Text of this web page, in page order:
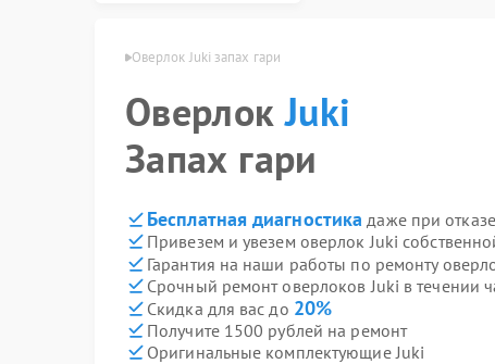
Оверлок Juki запах гари
ОверлокJuki
Запах гари
Бесплатная диагностика даже при
Привезем и увезем оверлок Juki
Гарантия на наши работы по ремонту
Срочный ремонт оверлоков Juki в течении
Скидка для вас до 20%
Получите 1500 рублей на ремонт
Оригинальные комплектующие Juki